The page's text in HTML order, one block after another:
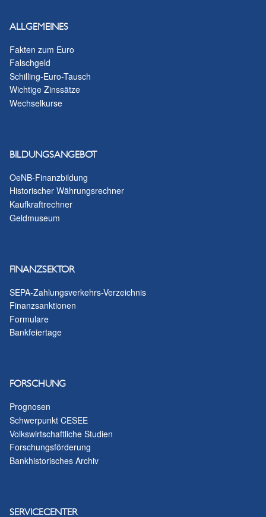
ALLGEMEINES
Fakten zum Euro
Falschgeld
Schilling-Euro-Tausch
Wichtige Zinssätze
Wechselkurse
BILDUNGSANGEBOT
OeNB-Finanzbildung
Historischer Währungsrechner
Kaufkraftrechner
Geldmuseum
FINANZSEKTOR
SEPA-Zahlungsverkehrs-Verzeichnis
Finanzsanktionen
Formulare
Bankfeiertage
FORSCHUNG
Prognosen
Schwerpunkt CESEE
Volkswirtschaftliche Studien
Forschungsförderung
Bankhistorisches Archiv
SERVICECENTER